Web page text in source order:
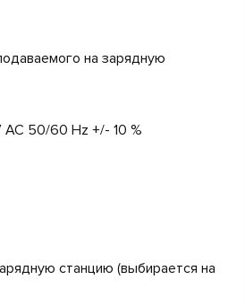
на зарядную
AC 50/60 Hz +/- 10 %
станцию (выбирается на